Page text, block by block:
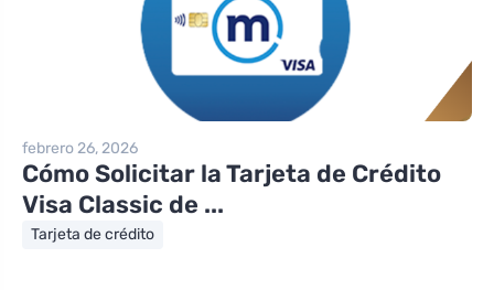
febrero 26, 2026
Cómo Solicitar la Tarjeta de Crédito
Visa Classic de ...
Tarjeta de crédito